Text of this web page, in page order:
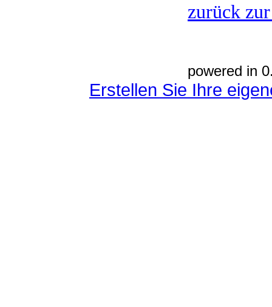
zurück
powered in
Erstellen Sie Ihre